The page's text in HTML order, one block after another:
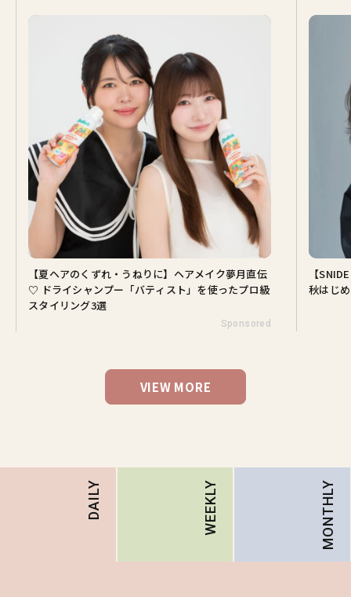
【夏ヘアのくずれ・うねりに】ヘアメイク夢月直伝
♡ ドライシャンプー「バティスト」を使ったプロ級
スタイリング3選
Sponsored
【
秋はじ
VIEW MORE
DAILY WEEKLY MONTHLY